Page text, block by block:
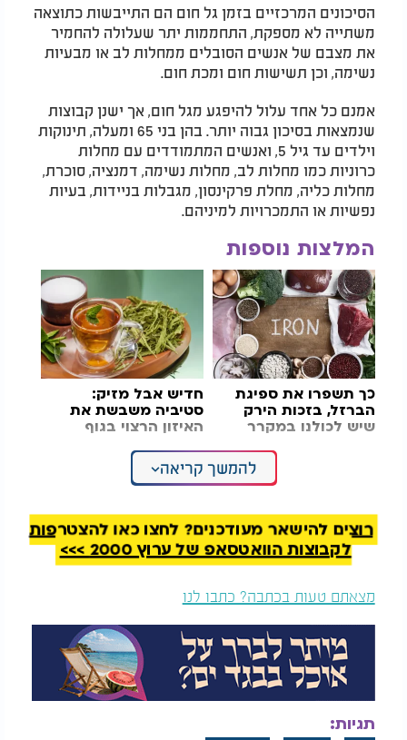
הסיכונים המרכזיים בזמן גל חום הם התייבשות כתוצאה
משתייה לא מספקת, התחממות יתר שעלולה להחמיר
את מצבם של אנשים הסובלים ממחלות לב או מבעיות
נשימה, וכן תשישות חום ומכת חום.
אמנם כל אחד עלול להיפגע מגל חום, אך ישנן קבוצות
שנמצאות בסיכון גבוה יותר. בהן בני 65 ומעלה, תינוקות
וילדים עד גיל 5, ואנשים המתמודדים עם מחלות
כרוניות כמו מחלות לב, מחלות נשימה, דמנציה, סוכרת,
מחלות כליה, מחלת פרקינסון, מגבלות בניידות, בעיות
נפשיות או התמכרויות למיניהם.
המלצות נוספות
כך תשפרו את ספיגת
הברזל, בזכות הירק
שיש לכולנו במקרר
חדיש אבל מזיק:
סטיביה משבשת את
האיזון הרצוי בגוף
כדי להפחית את הסיכון מומלץ להימנע ככל האפשר
מחשיפה לחום. אם אתם חייבים לצאת, העדיפו לשהות
בקרם הגנה, חבשו כובע, לבשו בגדים קלים והימנעו
מפעילות שמעלה את חום הגוף.
כדאי גם לקרר את הגוף באמצעות מזון קר ושתייה קרה
באופן קבוע. הקפידו על שתייה מרובה, אך הימנעו
מאלכוהול, מקפאין וממשקאות חמים. מקלחת קרירה או
הרטבת העור והבגדים במים קרים יכולות גם הן לסייע.
בבית מומלץ לשמור על טמפרטורה נמוכה ככל האפשר.
במהלך היום כדאי לסגור חלונות, תריסים ווילונות,
ולפתוח אותם בשעות הלילה כאשר הטמפרטורה בחוץ
להמשך קריאה
רוצים להישאר מעודכנים? לחצו כאן להצטרפות
לקבוצות הוואטסאפ של ערוץ 2000 >>>
מצאתם טעות בכתבה? כתבו לנו
תגיות: